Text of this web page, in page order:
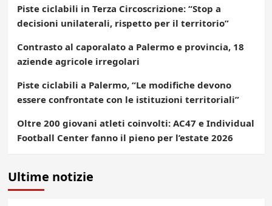
Piste ciclabili in Terza Circoscrizione: “Stop a
decisioni unilaterali, rispetto per il territorio”
Contrasto al caporalato a Palermo e provincia, 18
aziende agricole irregolari
Piste ciclabili a Palermo, “Le modifiche devono
essere confrontate con le istituzioni territoriali”
Oltre 200 giovani atleti coinvolti: AC47 e Individual
Football Center fanno il pieno per l’estate 2026
Ultime notizie